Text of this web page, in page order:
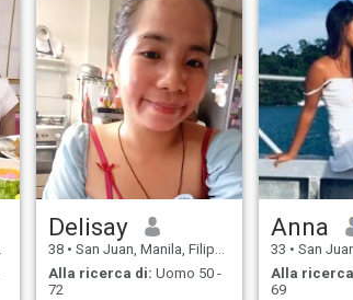
Delisay
38 • San Juan, Manila, Filippine
Alla ricerca di: Uomo 50 -
72
Anna
33 • San
Alla
69